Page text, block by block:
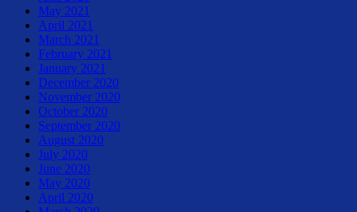
May 2021
April 2021
March 2021
February 2021
January 2021
December 2020
November 2020
October 2020
September 2020
August 2020
July 2020
June 2020
May 2020
April 2020